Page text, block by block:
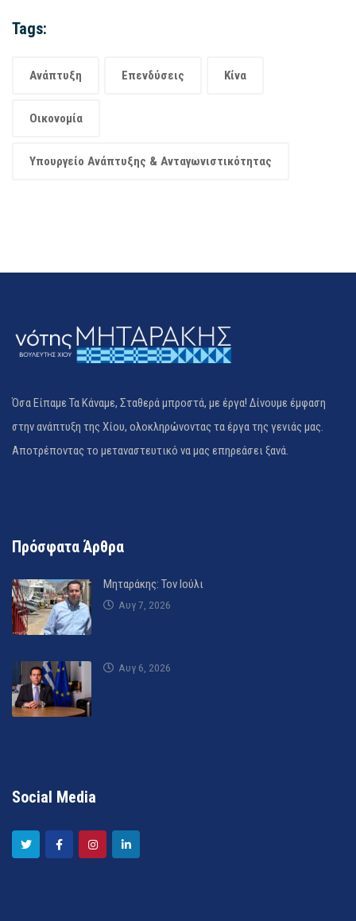
Tags:
Ανάπτυξη Επενδύσεις Κίνα
Οικονομία
Υπουργείο Ανάπτυξης & Ανταγωνιστικότητας
Όσα Είπαμε Τα Κάναμε, Σταθερά μπροστά, με έργα! Δίνουμε έμφαση
στην ανάπτυξη της Χίου, ολοκληρώνοντας τα έργα της γενιάς μας.
Αποτρέποντας το μεταναστευτικό να μας επηρεάσει ξανά.
Πρόσφατα Άρθρα
Μηταράκης: Τον Ιούλι
Αυγ 7, 2026
Αυγ 6, 2026
Social Media